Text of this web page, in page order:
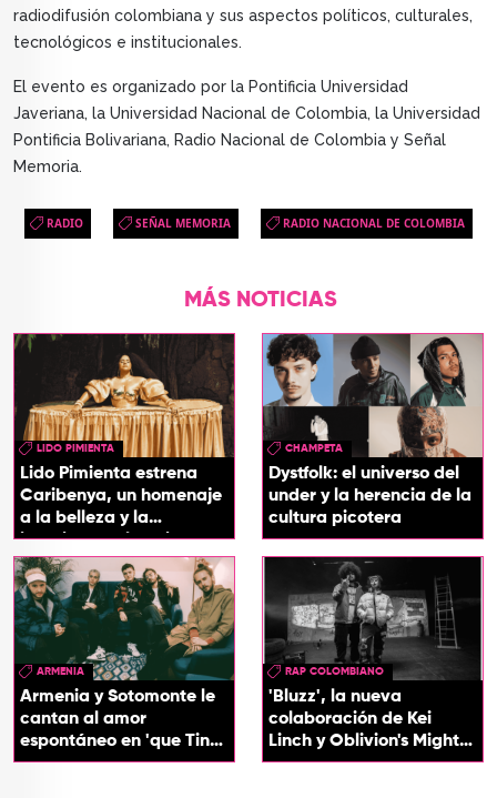
radiodifusión colombiana y sus aspectos políticos, culturales,
tecnológicos e institucionales.
El evento es organizado por la Pontificia Universidad
Javeriana, la Universidad Nacional de Colombia, la Universidad
Pontificia Bolivariana, Radio Nacional de Colombia y Señal
Memoria.
RADIO SEÑAL MEMORIA RADIO NACIONAL DE COLOMBIA
MÁS NOTICIAS
LIDO PIMIENTA
Lido Pimienta estrena
Caribenya, un homenaje
a la belleza y la
identidad del Caribe
CHAMPETA
Dystfolk: el universo del
under y la herencia de la
cultura picotera
ARMENIA
Armenia y Sotomonte le
cantan al amor
espontáneo en 'que Tin
que Tan'
RAP COLOMBIANO
'Bluzz', la nueva
colaboración de Kei
Linch y Oblivion's Mighty
Trash